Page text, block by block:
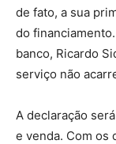
de fato, a sua
do
banco, Ricardo
serviço não
A declaração
e venda. Com os